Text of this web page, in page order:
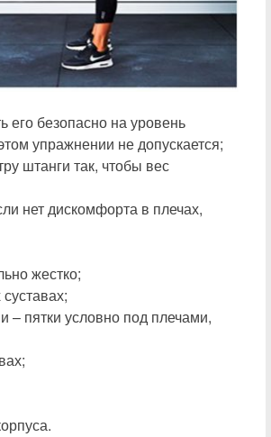
его безопасно на уровень
упражнении не допускается;
штанги так, чтобы вес
нет дискомфорта в плечах,
жестко;
– пятки условно под плечами,